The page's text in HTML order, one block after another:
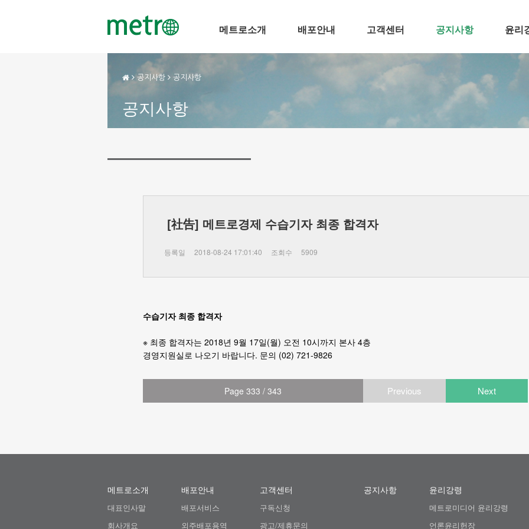
메트로소개 배포안내 고객센터 공지사항 윤리
공지사항 공지사항
공지사항
[社告] 메트로경제 수습기자 최종 합격자
등록일 2018-08-24 17:01:40 조회수 5909
수습기자 최종 합격자
※ 최종 합격자는 2018년 9월 17일(월) 오전 10시까지 본사 4층
경영지원실로 나오기 바랍니다. 문의 (02) 721-9826
Page 333 / 343 Previous Next
메트로소개
대표인사말
회사개요
배포안내
배포서비스
외주배포용역
고객센터
구독신청
광고/제휴문의
공지사항 윤리강령
메트로미디어 윤리강령
언론윤리헌장